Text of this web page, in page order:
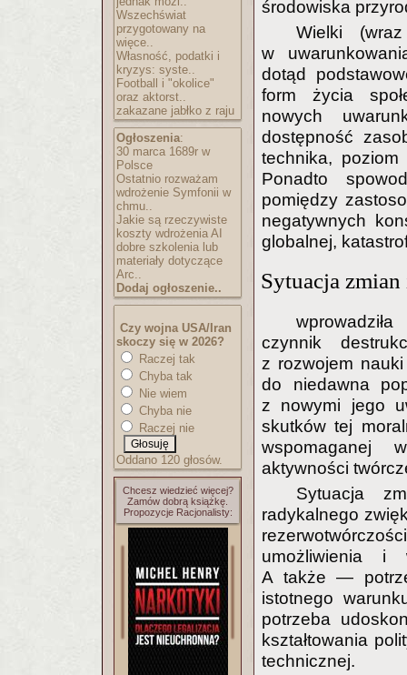
Wszechświat
przygotowany na
więce..
Własność, podatki i
kryzys: syste..
Football i "okolice"
oraz aktorst..
zakazane jabłko z raju
Ogłoszenia:
30 marca 1689r w
Polsce
Ostatnio rozważam
wdrożenie Symfonii w
chmu..
Jakie są rzeczywiste
koszty wdrożenia AI
dobre szkolenia lub
materiały dotyczące
Arc..
Dodaj ogłoszenie..
Czy wojna USA/Iran
skoczy się w 2026?
Raczej tak
Chyba tak
Nie wiem
Chyba nie
Raczej nie
Oddano 120 głosów.
Chcesz wiedzieć więcej?
Zamów dobrą książkę.
Propozycje Racjonalisty:
środowiska
Wielki
w
dotąd
form życia
nowych
dostępność
technika,
Ponadto
pomiędzy
negatywnych
globalnej,
Sytuacja
czynnik
z rozwojem
do niedawna
z nowymi jego
skutków tej
wspomaganej
aktywności
Sytuacja
radykalnego
umożliwienia i
A także —
istotnego
potrzeba
kształtowania
technicznej.